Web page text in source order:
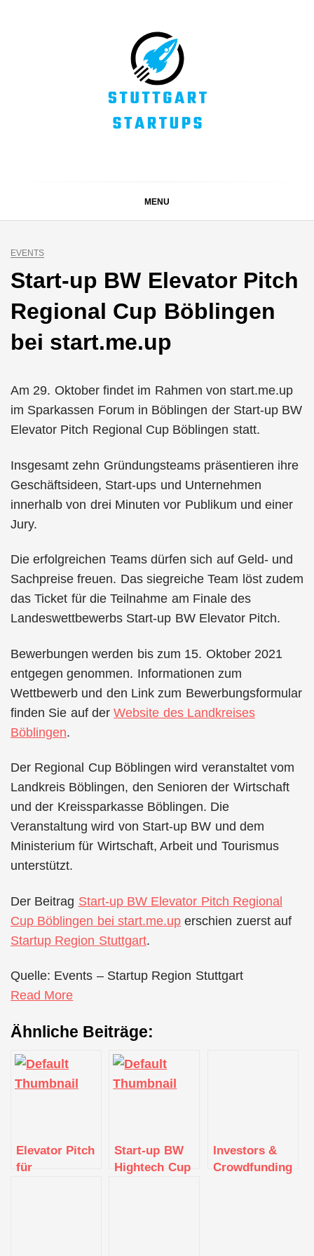
MENU
EVENTS
Start-up BW Elevator Pitch
Regional Cup Böblingen
bei start.me.up
Am 29. Oktober findet im Rahmen von start.me.up
im Sparkassen Forum in Böblingen der Start-up BW
Elevator Pitch Regional Cup Böblingen statt.
Insgesamt zehn Gründungsteams präsentieren ihre
Geschäftsideen, Start-ups und Unternehmen
innerhalb von drei Minuten vor Publikum und einer
Jury.
Die erfolgreichen Teams dürfen sich auf Geld- und
Sachpreise freuen. Das siegreiche Team löst zudem
das Ticket für die Teilnahme am Finale des
Landeswettbewerbs Start-up BW Elevator Pitch.
Bewerbungen werden bis zum 15. Oktober 2021
entgegen genommen. Informationen zum
Wettbewerb und den Link zum Bewerbungsformular
finden Sie auf derWebsite des Landkreises
Böblingen.
Der Regional Cup Böblingen wird veranstaltet vom
Landkreis Böblingen, den Senioren der Wirtschaft
und der Kreissparkasse Böblingen. Die
Veranstaltung wird von Start-up BW und dem
Ministerium für Wirtschaft, Arbeit und Tourismus
unterstützt.
Der Beitrag Start-up BW Elevator Pitch Regional
Cup Böblingen bei start.me.uperschien zuerst auf
Startup Region Stuttgart.
Quelle: Events – Startup Region Stuttgart
Read More
Ähnliche Beiträge:
Elevator Pitch
für
Start-up BW
Hightech Cup
Investors &
Crowdfunding